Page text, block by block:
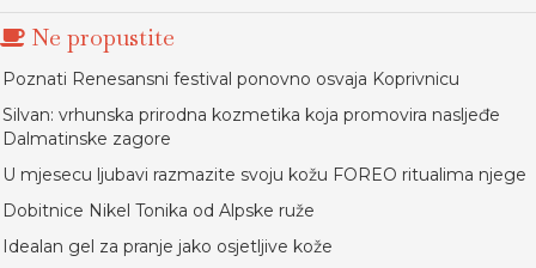
Ne propustite
Poznati Renesansni festival ponovno osvaja Koprivnicu
Silvan: vrhunska prirodna kozmetika koja promovira nasljeđe
Dalmatinske zagore
U mjesecu ljubavi razmazite svoju kožu FOREO ritualima njege
Dobitnice Nikel Tonika od Alpske ruže
Idealan gel za pranje jako osjetljive kože